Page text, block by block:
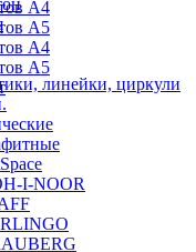
А4
А5
А4
А5
линейки, циркули
I-NOOR